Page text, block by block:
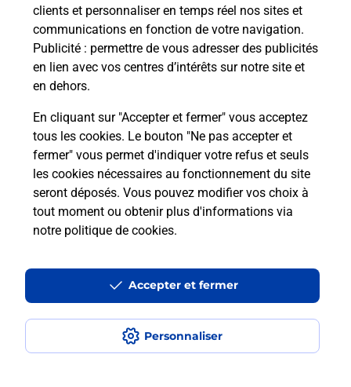
clients et personnaliser en temps réel nos sites et
communications en fonction de votre navigation.
Publicité : permettre de vous adresser des publicités
en lien avec vos centres d’intérêts sur notre site et
en dehors.
En cliquant sur "Accepter et fermer" vous acceptez
tous les cookies. Le bouton "Ne pas accepter et
fermer" vous permet d'indiquer votre refus et seuls
les cookies nécessaires au fonctionnement du site
seront déposés. Vous pouvez modifier vos choix à
tout moment ou obtenir plus d'informations via
notre politique de cookies.
Personnaliser
Accepter et fermer
Comment est installée la
téléassistance classique ?
Localiser Liste
Liste - téléassistance
Haute-Garonne - téléassistance
Fenouillet - téléassistance
Accessibilité : partiellement conforme
Conditions contractuelles
Mentions légales